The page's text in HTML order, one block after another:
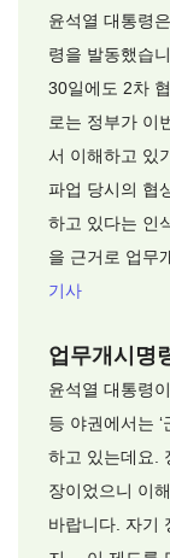
윤석열 대통령
령을 발동했습
30일에도 2차
로는 정부가 이
서 이해하고 있
파업 당시의 협
하고 있다는 인
을 근거로 업무
기사
업무개시명
윤석열 대통령
등 야권에서는 ‘
하고 있는데요.
장이었으니 이
바랍니다. 자기